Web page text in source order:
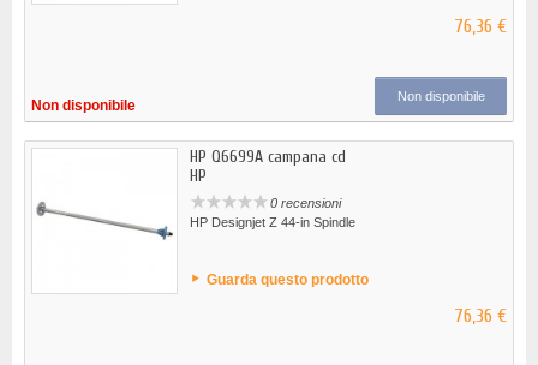
76,36 €
Non disponibile
Non disponibile
HP Q6699A campana cd
HP
0 recensioni
HP Designjet Z 44-in Spindle
Guarda questo prodotto
76,36 €